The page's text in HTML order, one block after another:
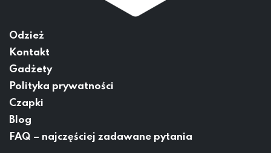
Odzież
Kontakt
Gadżety
Polityka prywatności
Czapki
Blog
FAQ – najczęściej zadawane pytania